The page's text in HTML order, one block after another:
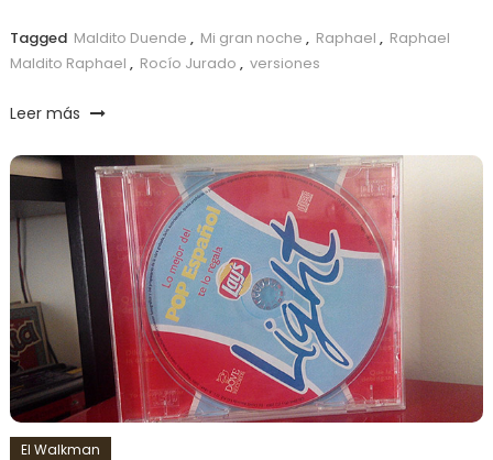
Tagged Maldito Duende , Mi gran noche , Raphael , Raphael
Maldito Raphael , Rocío Jurado , versiones
Leer más
El Walkman